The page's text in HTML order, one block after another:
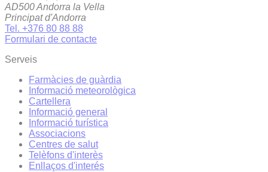
AD500 Andorra la Vella
Principat d'Andorra
Tel. +376 80 88 88
Formulari de contacte
Serveis
Farmàcies de guàrdia
Informació meteorològica
Cartellera
Informació general
Informació turística
Associacions
Centres de salut
Telèfons d'interès
Enllaços d'interés